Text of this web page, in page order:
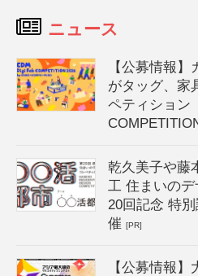
ニュース
【公募情報
がタッグ、家
ペティション
乾久美子や藤
工 住まいの
20回記念 特
催[PR]
【公募情報